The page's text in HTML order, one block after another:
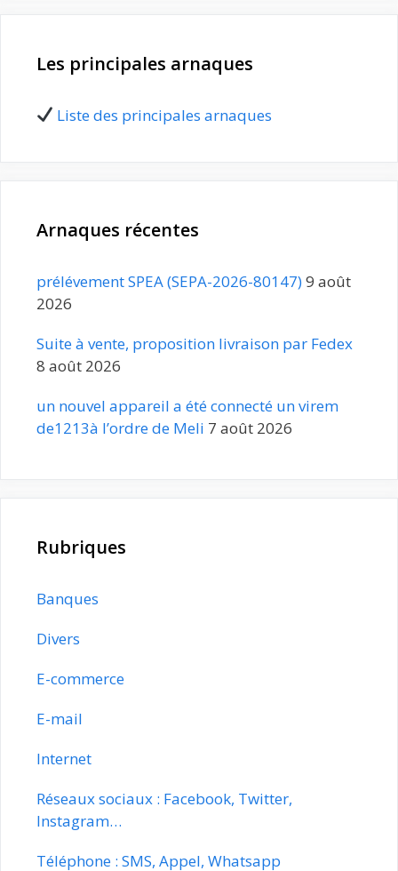
Les principales arnaques
Liste des principales arnaques
Arnaques récentes
prélévement SPEA (SEPA-2026-80147)9 août
2026
Suite à vente, proposition livraison par Fedex
8 août 2026
un nouvel appareil a été connecté un virem
de1213à l’ordre de Meli 7 août 2026
Rubriques
Banques
Divers
E-commerce
E-mail
Internet
Réseaux sociaux : Facebook, Twitter,
Instagram…
Téléphone : SMS, Appel, Whatsapp